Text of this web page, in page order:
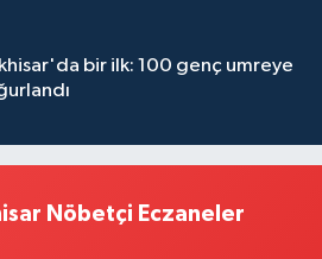
bir ilk: 100 genç umreye
Nöbetçi Eczaneler